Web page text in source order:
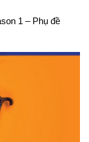
1 – Phụ đề